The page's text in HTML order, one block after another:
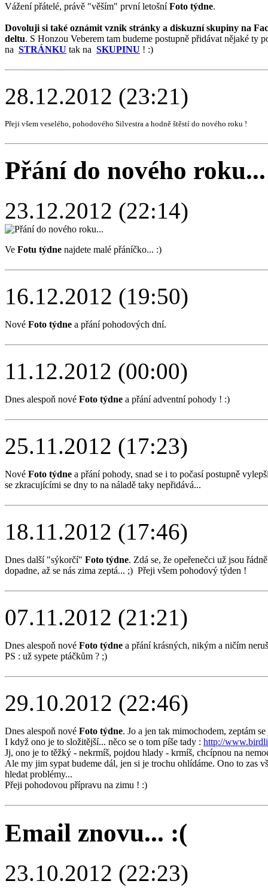
Vážení přátelé, právě "věším" první letošníFoto týdne.
Dovoluji si také oznámit vznik stránky a diskuzní skupiny na
deltu. S Honzou Veberem tam budeme postupně přidávat nějaké ty
na STRÁNKU tak na SKUPINU ! :)
28.12.2012 (23:21)
Přeji všem veselého, pohodového Silvestra a hodně štěstí do nového roku !
Přání do nového roku...
23.12.2012 (22:14)
Ve Fotu týdne najdete malé přáníčko... :)
16.12.2012 (19:50)
Nové Foto týdne a přání pohodových dní.
11.12.2012 (00:00)
Dnes alespoň nové Foto týdne a přání adventní pohody ! :)
25.11.2012 (17:23)
Nové Foto týdne a přání pohody, snad se i to počasí postupně
se zkracujícími se dny to na náladě taky nepřidává...
18.11.2012 (17:46)
Dnes další "sýkorčí" Foto týdne. Zdá se, že opeřenečci už jsou
dopadne, až se nás zima zeptá... ;) Přeji všem pohodový týden !
07.11.2012 (21:21)
Dnes alespoň nové Foto týdne a přání krásných, nikým a ničím
PS : už sypete ptáčkům ? ;)
29.10.2012 (22:46)
Dnes alespoň nové Foto týdne. Jo a jen tak mimochodem, zeptám
I když ono je to složitější... něco se o tom píše tady : http://
Jj, ono je to těžký - nekrmíš, pojdou hlady - krmíš, chcípnou na
Ale my jim sypat budeme dál, jen si je trochu ohlídáme. Ono to zas
hledat problémy...
Přeji pohodovou přípravu na zimu ! :)
Email znovu... :(
23.10.2012 (22:23)